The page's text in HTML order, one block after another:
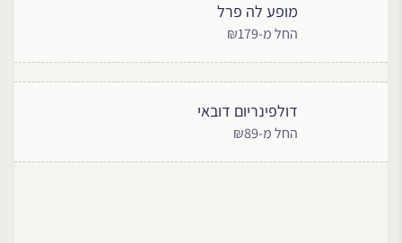
מופע לה פרל
החל מ-₪179
דולפינריום דובאי
החל מ-₪89